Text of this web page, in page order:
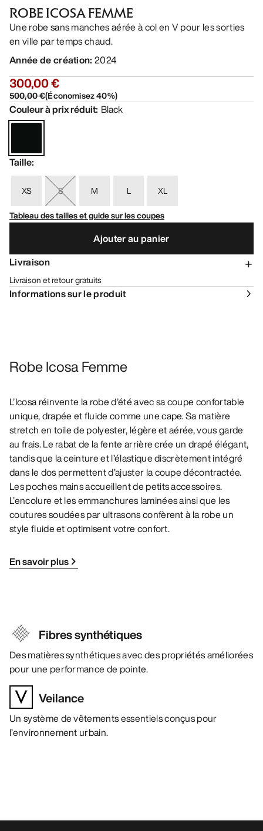
ROBE ICOSA FEMME
Une robe sans manches aérée à col en V pour les sorties
en ville par temps chaud.
Année de création: 2024
300,00 €
500,00 €(Économisez40%)
Couleur à prix réduit: Black
Taille:
XS S M L
XL
Tableau des tailles et guide sur les coupes
Ajouter au panier
Livraison
Livraison et retour gratuits
Informations sur le produit
Robe Icosa Femme
L’Icosa réinvente la robe d’été avec sa coupe confortable
unique, drapée et fluide comme une cape. Sa matière
stretch en toile de polyester, légère et aérée, vous garde
au frais. Le rabat de la fente arrière crée un drapé élégant,
tandis que la ceinture et l’élastique discrètement intégré
dans le dos permettent d’ajuster la coupe décontractée.
Les poches mains accueillent de petits accessoires.
L’encolure et les emmanchures laminées ainsi que les
coutures soudées par ultrasons confèrent à la robe un
style fluide et optimisent votre confort.
En savoir plus
Fibres synthétiques
Des matières synthétiques avec des propriétés améliorées
pour une performance de pointe.
Veilance
Un système de vêtements essentiels conçus pour
l’environnement urbain.